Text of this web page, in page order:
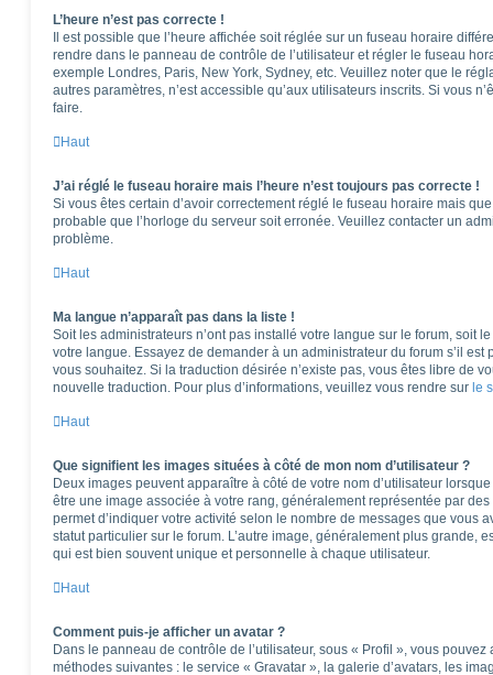
L’heure n’est pas correcte !
Il est possible que l’heure affichée soit réglée sur un fuseau horaire
rendre dans le panneau de contrôle de l’utilisateur et régler le fuseau
exemple Londres, Paris, New York, Sydney, etc. Veuillez noter que le
autres paramètres, n’est accessible qu’aux utilisateurs inscrits. Si vous
faire.
Haut
J’ai réglé le fuseau horaire mais l’heure n’est toujours pas correcte !
Si vous êtes certain d’avoir correctement réglé le fuseau horaire mais
probable que l’horloge du serveur soit erronée. Veuillez contacter un
problème.
Haut
Ma langue n’apparaît pas dans la liste !
Soit les administrateurs n’ont pas installé votre langue sur le forum, soit
votre langue. Essayez de demander à un administrateur du forum s’il
vous souhaitez. Si la traduction désirée n’existe pas, vous êtes libre de
nouvelle traduction. Pour plus d’informations, veuillez vous rendre sur le
Haut
Que signifient les images situées à côté de mon nom d’utilisateur ?
Deux images peuvent apparaître à côté de votre nom d’utilisateur
être une image associée à votre rang, généralement représentée par
permet d’indiquer votre activité selon le nombre de messages que vous
statut particulier sur le forum. L’autre image, généralement plus grande,
qui est bien souvent unique et personnelle à chaque utilisateur.
Haut
Comment puis-je afficher un avatar ?
Dans le panneau de contrôle de l’utilisateur, sous « Profil », vous
méthodes suivantes : le service « Gravatar », la galerie d’avatars, les